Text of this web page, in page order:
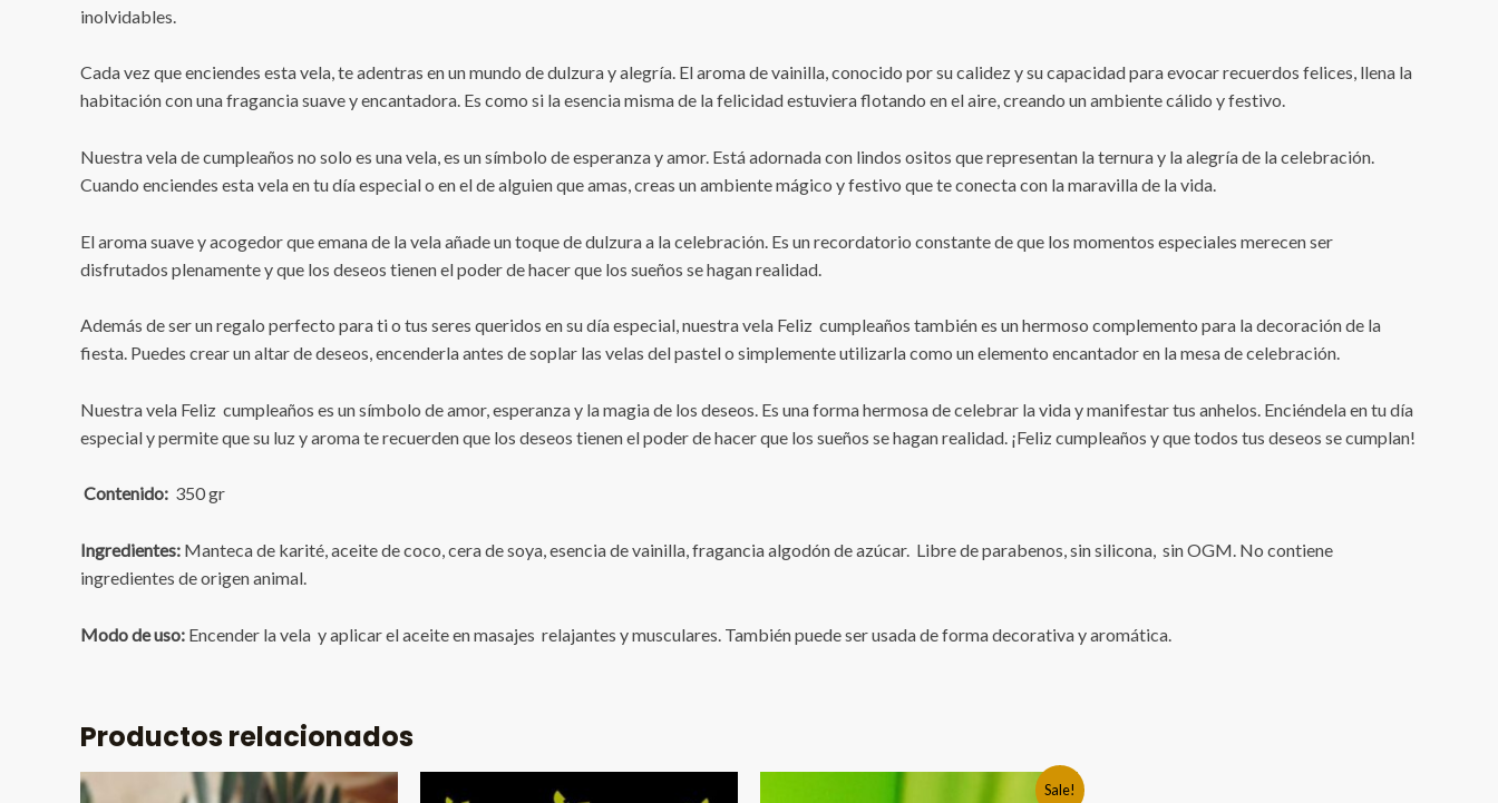
inolvidables.
Cada vez que enciendes esta vela, te adentras en un mundo de dulzura y alegría. El aroma de vainilla, conocido por su calidez y su capacidad para evocar recuerdos felices, llena la
habitación con una fragancia suave y encantadora. Es como si la esencia misma de la felicidad estuviera flotando en el aire, creando un ambiente cálido y festivo.
Nuestra vela de cumpleaños no solo es una vela, es un símbolo de esperanza y amor. Está adornada con lindos ositos que representan la ternura y la alegría de la celebración.
Cuando enciendes esta vela en tu día especial o en el de alguien que amas, creas un ambiente mágico y festivo que te conecta con la maravilla de la vida.
El aroma suave y acogedor que emana de la vela añade un toque de dulzura a la celebración. Es un recordatorio constante de que los momentos especiales merecen ser
disfrutados plenamente y que los deseos tienen el poder de hacer que los sueños se hagan realidad.
Además de ser un regalo perfecto para ti o tus seres queridos en su día especial, nuestra vela Feliz cumpleaños también es un hermoso complemento para la decoración de la
fiesta. Puedes crear un altar de deseos, encenderla antes de soplar las velas del pastel o simplemente utilizarla como un elemento encantador en la mesa de celebración.
Nuestra vela Feliz cumpleaños es un símbolo de amor, esperanza y la magia de los deseos. Es una forma hermosa de celebrar la vida y manifestar tus anhelos. Enciéndela en tu día
especial y permite que su luz y aroma te recuerden que los deseos tienen el poder de hacer que los sueños se hagan realidad. ¡Feliz cumpleaños y que todos tus deseos se cumplan!
Contenido: 350 gr
Ingredientes: Manteca de karité, aceite de coco, cera de soya, esencia de vainilla, fragancia algodón de azúcar. Libre de parabenos, sin silicona, sin OGM. No contiene
ingredientes de origen animal.
Modo de uso: Encender la vela y aplicar el aceite en masajes relajantes y musculares. También puede ser usada de forma decorativa y aromática.
Productos relacionados
Sale!